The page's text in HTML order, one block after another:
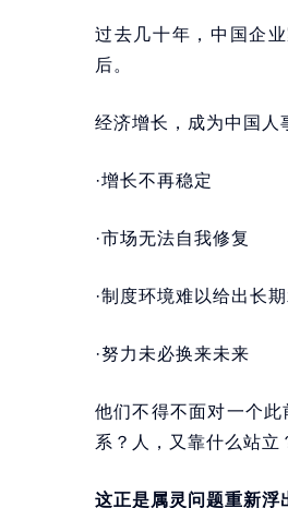
过去几十年，中国企
后。
经济增长，成为中国人
·增长不再稳定
·市场无法自我修复
·制度环境难以给出长
·努力未必换来未来
他们不得不面对一个
系？人，又靠什么站立
这正是属灵问题重新浮